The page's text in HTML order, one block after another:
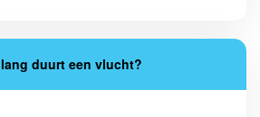
duurt een vlucht?